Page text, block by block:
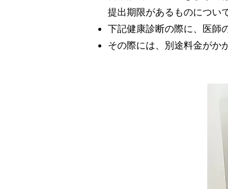
提出期限があるものについ
下記健康診断の際に、医師
その際には、別途料金がか